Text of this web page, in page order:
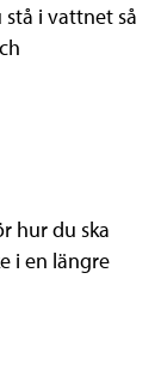
i vattnet så
hur du ska
i en längre